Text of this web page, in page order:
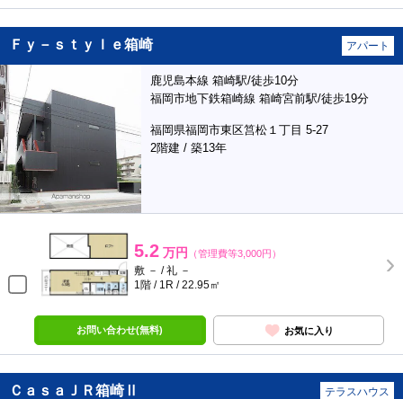
Ｆｙ－ｓｔｙｌｅ箱崎 アパート
鹿児島本線 箱崎駅/徒歩10分
福岡市地下鉄箱崎線 箱崎宮前駅/徒歩19分
福岡県福岡市東区筥松１丁目 5-27
2階建 / 築13年
5.2 万円 （管理費等3,000円）
敷 － / 礼 －
1階 / 1R / 22.95㎡
お問い合わせ(無料) お気に入り
ＣａｓａＪＲ箱崎Ⅱ テラスハウス